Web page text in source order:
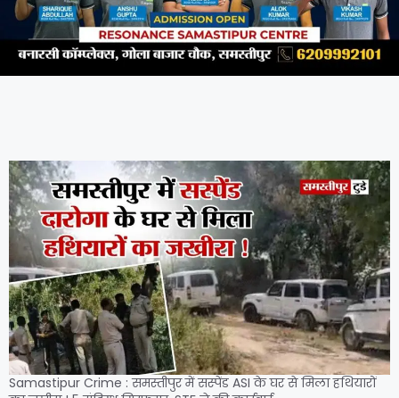
Samastipur Crime : समस्तीपुर में सस्पेंड ASI के घर से मिला हथियारों